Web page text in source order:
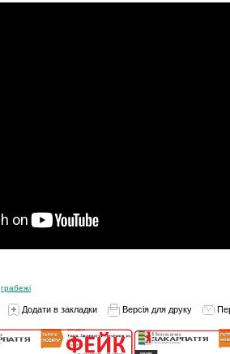
грабежі
Додати в закладки Версія для друку